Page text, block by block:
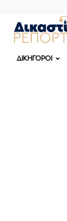
ΔΙΚΗΓΟΡΟΙ